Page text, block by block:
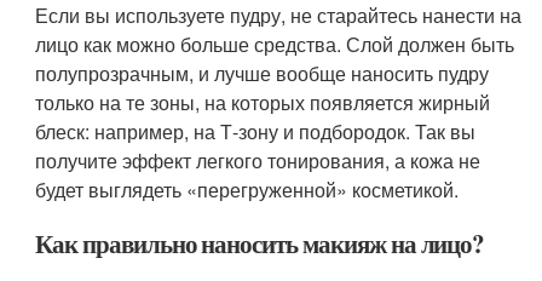
Если вы используете пудру, не старайтесь нанести на
лицо как можно больше средства. Слой должен быть
полупрозрачным, и лучше вообще наносить пудру
только на те зоны, на которых появляется жирный
блеск: например, на Т-зону и подбородок. Так вы
получите эффект легкого тонирования, а кожа не
будет выглядеть «перегруженной» косметикой.
Как правильно наносить макияж на лицо?